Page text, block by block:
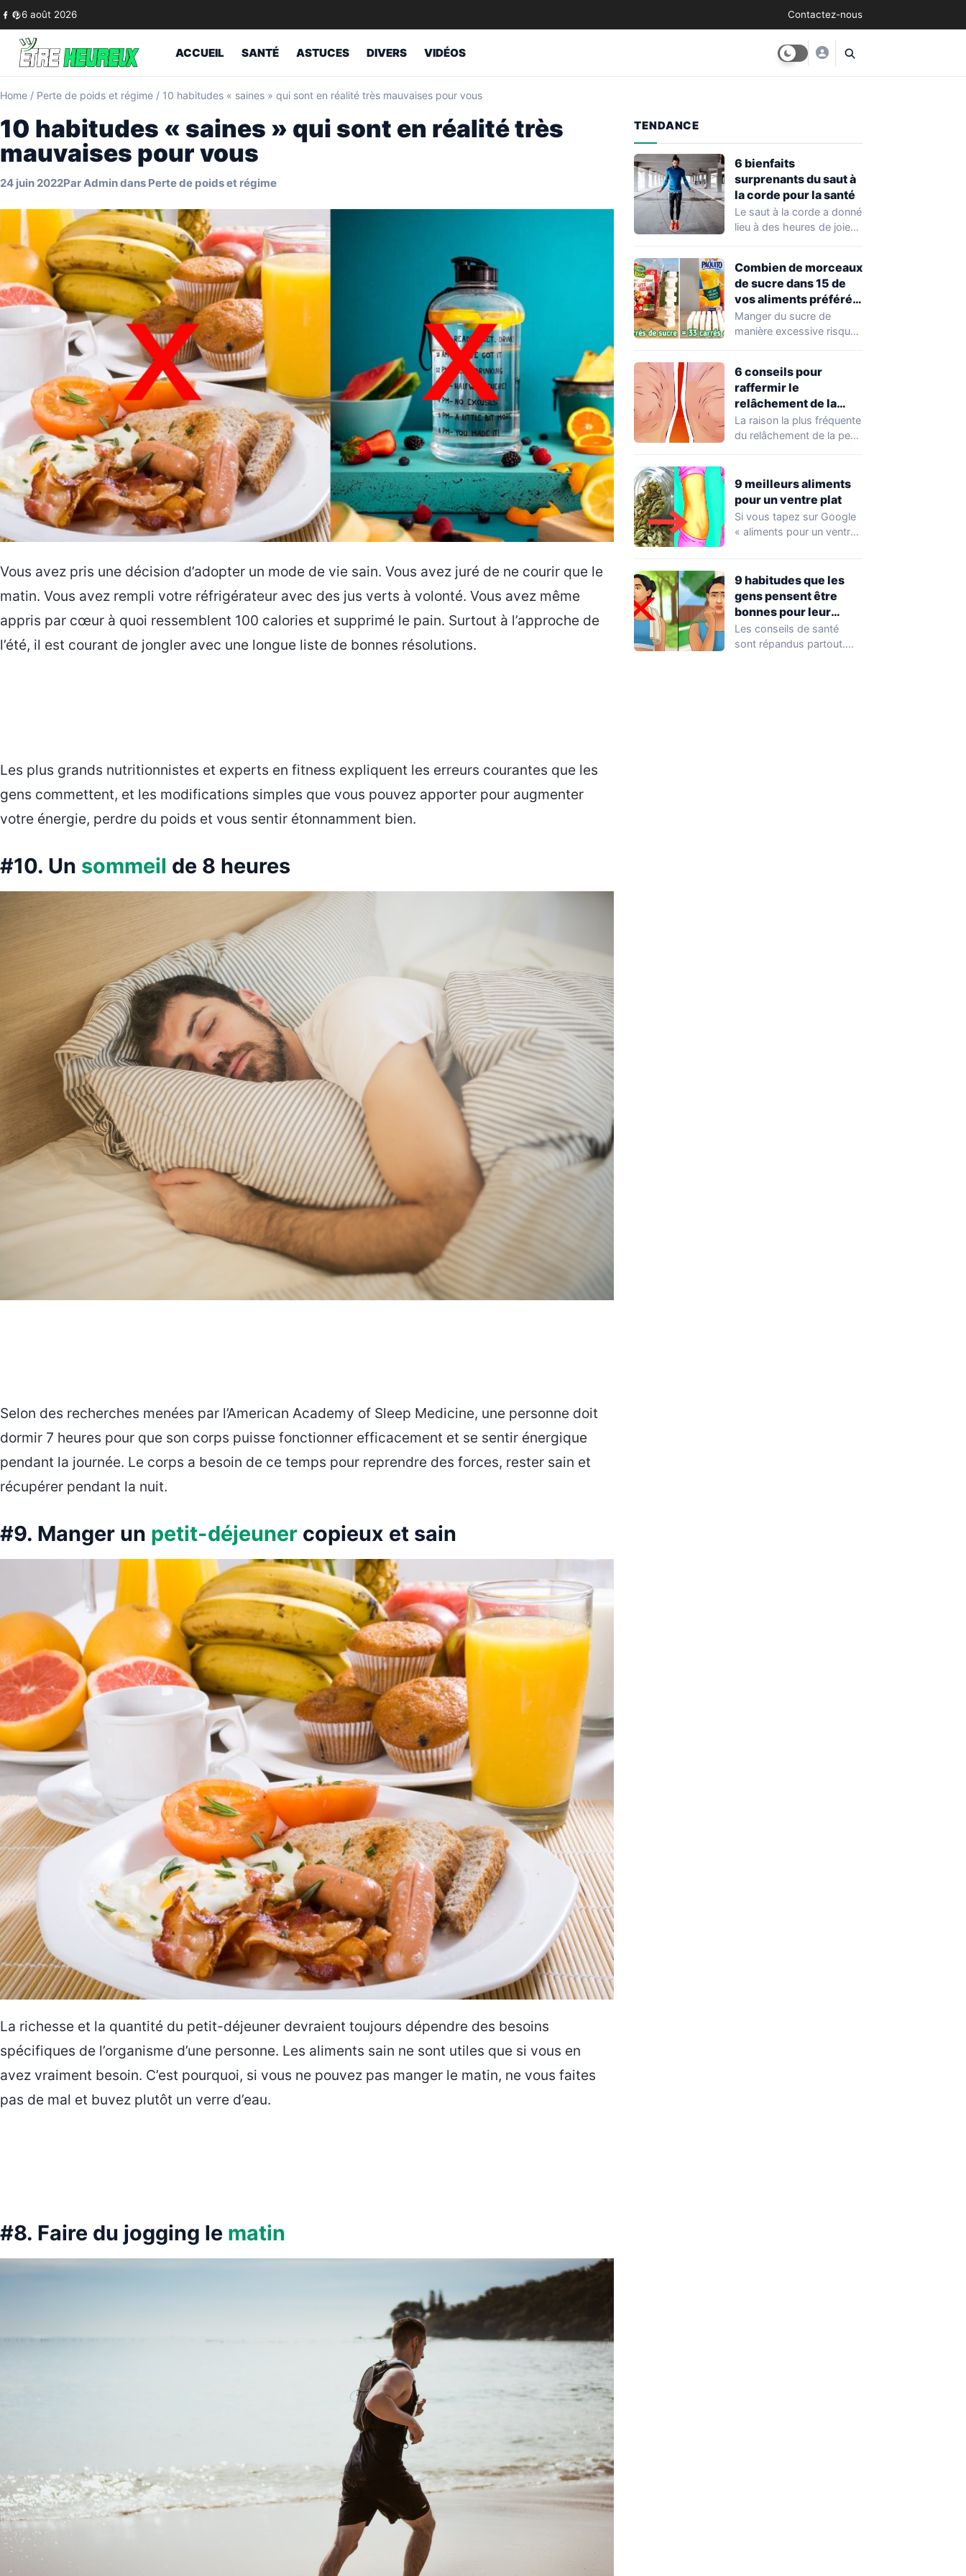
Skip to content
6 août 2026 Contactez-nous
ACCUEIL SANTÉ ASTUCES DIVERS VIDÉOS
Home / Perte de poids et régime / 10 habitudes « saines » qui sont en réalité très mauvaises pour vous
10 habitudes « saines » qui sont en réalité très
mauvaises pour vous
24 juin 2022ParAdmindans Perte de poids et régime
Vous avez pris une décision d’adopter un mode de vie sain. Vous avez juré de ne courir que le
matin. Vous avez rempli votre réfrigérateur avec des jus verts à volonté. Vous avez même
appris par cœur à quoi ressemblent 100 calories et supprimé le pain. Surtout à l’approche de
l’été, il est courant de jongler avec une longue liste de bonnes résolutions.
Les plus grands nutritionnistes et experts en fitness expliquent les erreurs courantes que les
gens commettent, et les modifications simples que vous pouvez apporter pour augmenter
votre énergie, perdre du poids et vous sentir étonnamment bien.
#10. Un sommeil de 8 heures
Selon des recherches menées par l’American Academy of Sleep Medicine, une personne doit
dormir 7 heures pour que son corps puisse fonctionner efficacement et se sentir énergique
pendant la journée. Le corps a besoin de ce temps pour reprendre des forces, rester sain et
récupérer pendant la nuit.
#9. Manger un petit-déjeuner copieux et sain
La richesse et la quantité du petit-déjeuner devraient toujours dépendre des besoins
spécifiques de l’organisme d’une personne. Les aliments sain ne sont utiles que si vous en
avez vraiment besoin. C’est pourquoi, si vous ne pouvez pas manger le matin, ne vous faites
pas de mal et buvez plutôt un verre d’eau.
#8. Faire du jogging le matin
TENDANCE
6 bienfaits
surprenants du saut à
la corde pour la santé
Le saut à la corde a donné
lieu à des heures de joie
Combien de morceaux
de sucre dans 15 de
vos aliments préférés,
ça fait mal quand
même…
Manger du sucre de
manière excessive risque
6 conseils pour
raffermir le
relâchement de la
peau des jambes
La raison la plus fréquente
du relâchement de la peau
9 meilleurs aliments
pour un ventre plat
Si vous tapez sur Google
« aliments pour un ventre
9 habitudes que les
gens pensent être
bonnes pour leur
santé
Les conseils de santé
sont répandus partout.